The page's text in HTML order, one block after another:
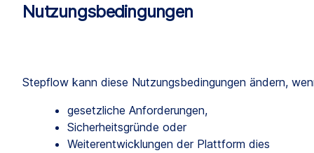
Nutzungsbedingungen
Stepflow kann diese Nutzungsbedingungen ändern,
gesetzliche Anforderungen,
Sicherheitsgründe oder
Weiterentwicklungen der Plattform dies